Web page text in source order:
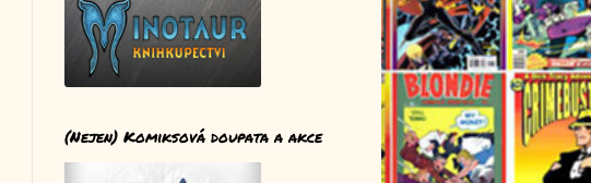
(Nejen) Komiksová doupata a akce